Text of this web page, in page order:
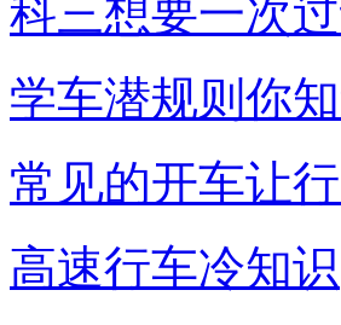
科三想要一次
学车潜规则你
常见的开车让
高速行车冷知识